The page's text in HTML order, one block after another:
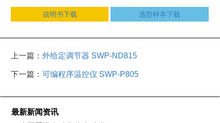
说明书下载 选型样本下载
上一篇：外给定调节器 SWP-ND815
下一篇：可编程序温控仪 SWP-P805
最新新闻资讯